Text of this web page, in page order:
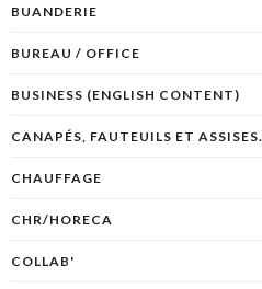
BUANDERIE
BUREAU / OFFICE
BUSINESS (ENGLISH CONTENT)
CANAPÉS, FAUTEUILS ET ASSISES.
CHAUFFAGE
CHR/HORECA
COLLAB'